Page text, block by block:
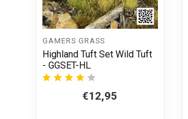
GAMERS GRASS
Highland Tuft Set Wild Tuft
- GGSET-HL
€12,95